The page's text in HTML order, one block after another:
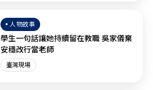
人物故事
學生一句話讓她持續留在教職 吳家儀棄
安穩改行當老師
臺灣現場